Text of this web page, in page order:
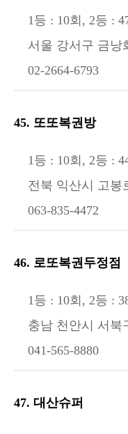
1등 : 10회, 2등 :
서울 강서구 금낭
02-2664-6793
45. 또또복권방
1등 : 10회, 2등 :
전북 익산시 고봉
063-835-4472
46. 로또복권두정점
1등 : 10회, 2등 :
충남 천안시 서북
041-565-8880
47. 대산슈퍼